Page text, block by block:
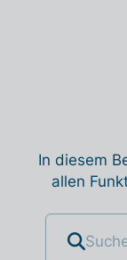
In diesem
allen